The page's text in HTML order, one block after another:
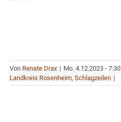
Von Renate Drax | Mo. 4.12.2023 - 7:30
Landkreis Rosenheim, Schlagzeilen |